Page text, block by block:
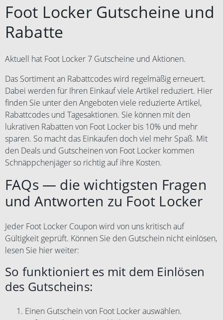
Foot Locker Gutscheine und
Rabatte
Aktuell hat Foot Locker 7 Gutscheine und Aktionen.
Das Sortiment an Rabattcodes wird regelmäßig erneuert.
Dabei werden für Ihren Einkauf viele Artikel reduziert. Hier
finden Sie unter den Angeboten viele reduzierte Artikel,
Rabattcodes und Tagesaktionen. Sie können mit den
lukrativen Rabatten von Foot Locker bis 10% und mehr
sparen. So macht das Einkaufen doch viel mehr Spaß. Mit
den Deals und Gutscheinen von Foot Locker kommen
Schnäppchenjäger so richtig auf ihre Kosten.
FAQs — die wichtigsten Fragen
und Antworten zu Foot Locker
Jeder Foot Locker Coupon wird von uns kritisch auf
Gültigkeit geprüft. Können Sie den Gutschein nicht einlösen,
lesen Sie hier weiter:
So funktioniert es mit dem Einlösen
des Gutscheins:
Einen Gutschein von Foot Locker auswählen.